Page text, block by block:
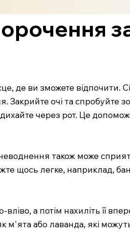
де ви зможете відпочити.
Закрийте очі та спробуйте
через рот. Це
також може
щось легке, наприклад,
а потім нахиліть її
м'ята або лаванда, які